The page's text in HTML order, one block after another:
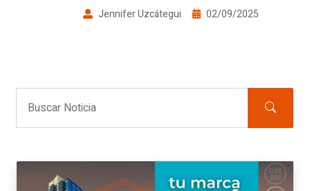
Jennifer Uzcátegui 02/09/2025